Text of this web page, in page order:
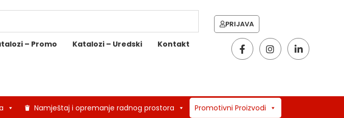
– Promo Katalozi – Uredski Kontakt
PRIJAVA
Namještaj i opremanje radnog prostora Promotivni Proizvodi